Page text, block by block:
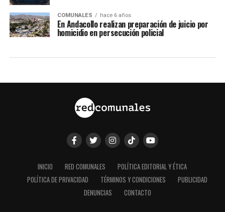
COMUNALES hace 6 años
En Andacollo realizan preparación de juicio por
homicidio en persecución policial
INICIO RED COMUNALES
POLÍTICA EDITORIAL Y ÉTICA
POLÍTICA DE PRIVACIDAD
TÉRMINOS Y CONDICIONES
PUBLICIDAD
DENUNCIAS
CONTACTO